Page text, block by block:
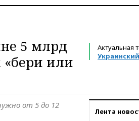
Актуальная
5 млрд
«бери или
Лента
от 5 до 12